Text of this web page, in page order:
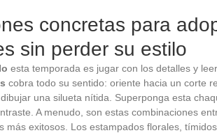
concretas para
sin perder su estilo
esta temporada es jugar con los detalles y
cobra todo su sentido: oriente hacia un corte
una silueta nítida. Superponga esta
A menudo, son estas combinaciones
más exitosos. Los estampados florales,